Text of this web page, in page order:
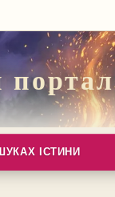
портал
ІСТИНИ